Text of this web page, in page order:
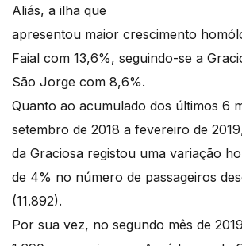
Aliás, a ilha que
apresentou maior crescimento
Faial com 13,6%, seguindo-se a
São Jorge com 8,6%.
Quanto ao acumulado dos últimos 6
setembro de 2018 a fevereiro de
da Graciosa registou uma variação
de 4% no número de passageiros
(11.892).
Por sua vez, no segundo mês de